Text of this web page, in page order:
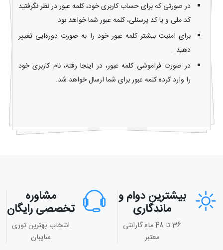
در صورتی که برای حساب کاربری خود، کلمه عبور در نظر نگرفتید
کد ملی و یا کد پرسنلی، کلمه عبور شما خواهد بود.
برای امنیت بیشتر کلمه عبور خود را به صورت دوره‌ایی تغییر
دهید.
در صورت فراموشی کلمه عبور، در اینجارفته، نام کاربری خود
را وارد کرده کلمه عبور برای شما ارسال خواهد شد.
بیشترین دوام و
ماندگاری
36 تا 48 ماه گارانتی
معتبر
مشاوره
تخصصی رایگان
انتخاب بهترین توری
سایبان